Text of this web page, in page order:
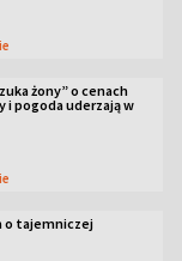
żony” o cenach
i pogoda uderzają w
o tajemniczej